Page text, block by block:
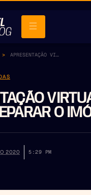
APRESENTAÇÃO VIRTUAL: COMO PREPARAR O IMÓVEL
O
2020 5:29 PM